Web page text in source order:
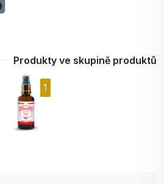
Produkty ve skupině produktů
1